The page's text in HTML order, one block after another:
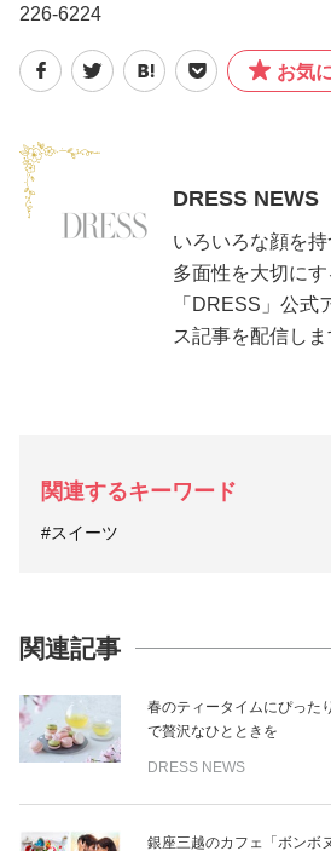
226-6224
お気
DRESS NEWS
いろいろな顔を
多面性を大切に
「DRESS」公式
ス記事を配信しま
関連するキーワード
#スイーツ
関連記事
春のティータイムにぴった
で贅沢なひとときを
DRESS NEWS
銀座三越のカフェ「ボンボ